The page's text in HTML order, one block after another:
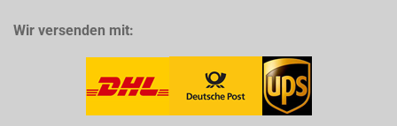
Wir versenden mit: